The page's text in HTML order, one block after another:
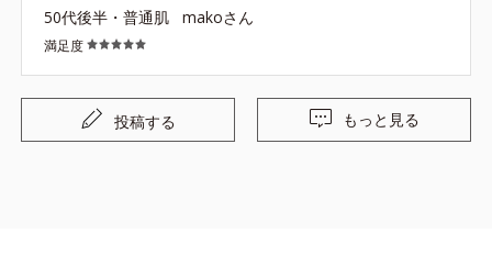
ら飲んでみたかったのと、やはりお値段で購入至らなかっ
たのですが、思い切って購入して良かったです。暫く飲ん
で様子を見ようと思います。
50代後半・普通肌 makoさん
満足度
投稿する もっと見る